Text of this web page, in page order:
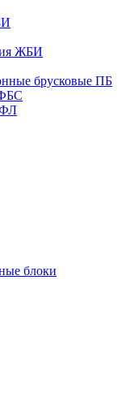
ЖБИ
брусковые ПБ
ФЛ
блоки